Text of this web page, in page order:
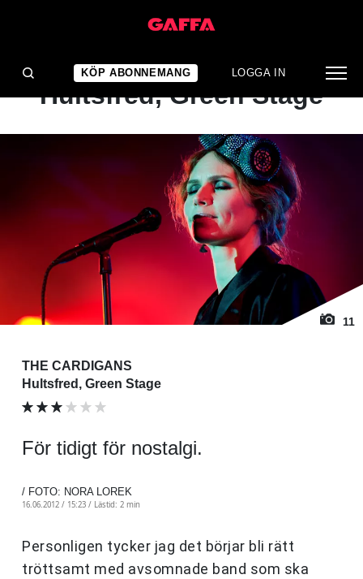
KÖP ABONNEMANG LOGGA IN
KONSERTRECENSION
The Cardigans:
Hultsfred, Green Stage
11
THE CARDIGANS
Hultsfred, Green Stage
För tidigt för nostalgi.
/ FOTO: NORA LOREK
16.06.2012 / 15:23 / Lästid: 2 min
Personligen tycker jag det börjar bli rätt
tröttsamt med avsomnade band som ska